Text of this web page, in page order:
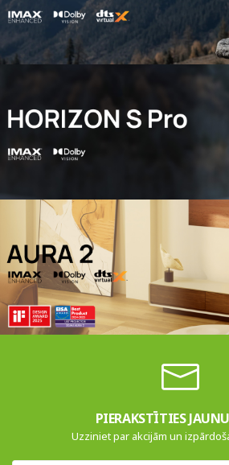
PIERAKSTĪTIES
Uzziniet par akcijām un